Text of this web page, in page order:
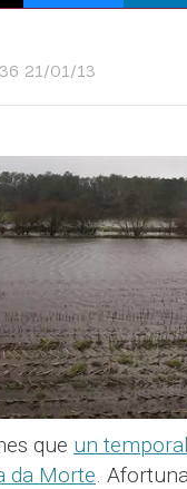
21/01/13
que un
da Morte.